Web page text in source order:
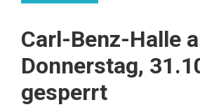
Carl-Benz-Halle
Donnerstag,
gesperrt